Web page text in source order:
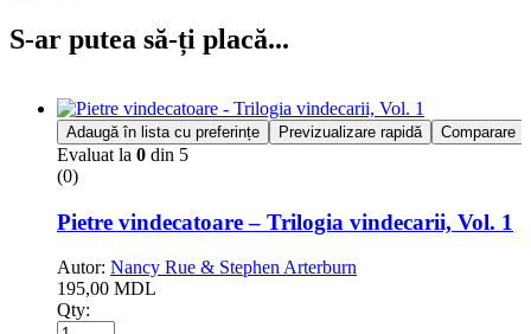
S-ar putea să-ți placă...
Adaugă în lista cu preferințe Previzualizare rapidă Comparare
Evaluat la 0 din 5
(0)
Pietre vindecatoare – Trilogia vindecarii, Vol. 1
Autor: Nancy Rue & Stephen Arterburn
195,00 MDL
Qty: